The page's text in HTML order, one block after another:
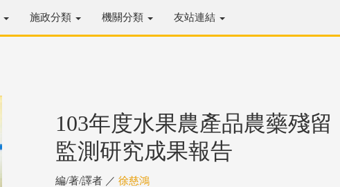
施政分類 機關分類 友站連結
103年度水果農產品農藥殘留
監測研究成果報告
編/著/譯者 ／ 徐慈鴻